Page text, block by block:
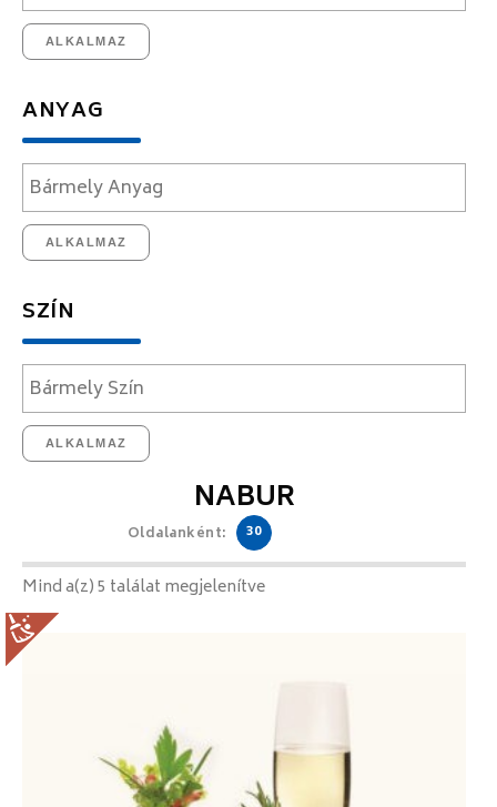
ALKALMAZ
ANYAG
ALKALMAZ
SZÍN
ALKALMAZ
NABUR
Oldalanként: 30
Mind a(z) 5 találat megjelenítve